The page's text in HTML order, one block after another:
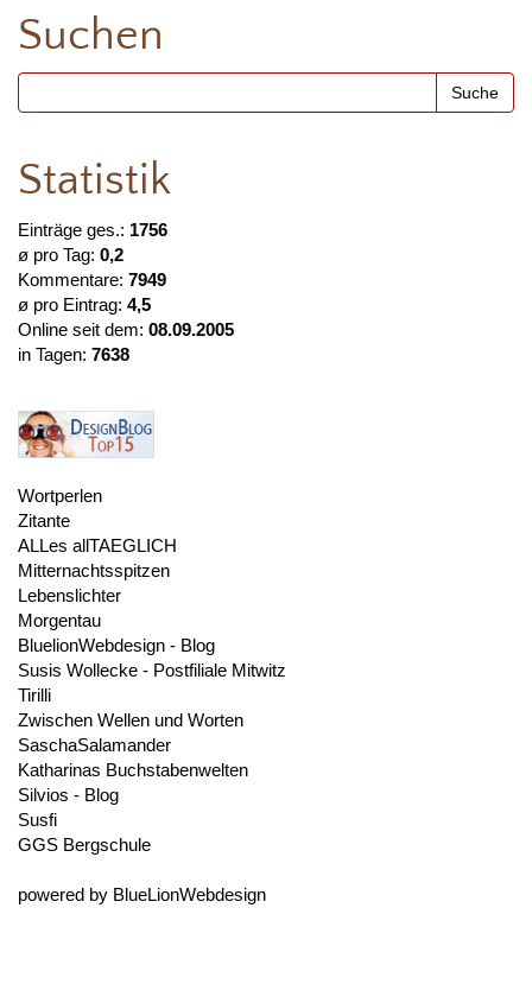
Suchen
Statistik
Einträge ges.: 1756
ø pro Tag: 0,2
Kommentare: 7949
ø pro Eintrag: 4,5
Online seit dem: 08.09.2005
in Tagen: 7638
Wortperlen
Zitante
ALLes allTAEGLICH
Mitternachtsspitzen
Lebenslichter
Morgentau
BluelionWebdesign - Blog
Susis Wollecke - Postfiliale Mitwitz
Tirilli
Zwischen Wellen und Worten
SaschaSalamander
Katharinas Buchstabenwelten
Silvios - Blog
Susfi
GGS Bergschule
powered by BlueLionWebdesign